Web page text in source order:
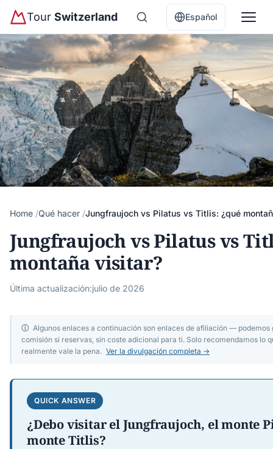
Tour Switzerland Español
Home Qué hacer Jungfraujoch vs Pilatus vs Titlis: ¿qué
Jungfraujoch vs Pilatus vs
montaña visitar?
Última actualización:julio de 2026
ⓘ Algunos enlaces a continuación son enlaces de afiliación — podemos
comisión si reservas, sin coste adicional para ti. Solo recomendamos lo
realmente vale la pena. Ver la divulgación completa →
QUICK ANSWER
¿Debo visitar el Jungfraujoch, el monte
monte Titlis?